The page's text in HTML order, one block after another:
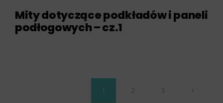
Mity dotyczące podkładów i paneli
podłogowych – cz.1
1 2 3